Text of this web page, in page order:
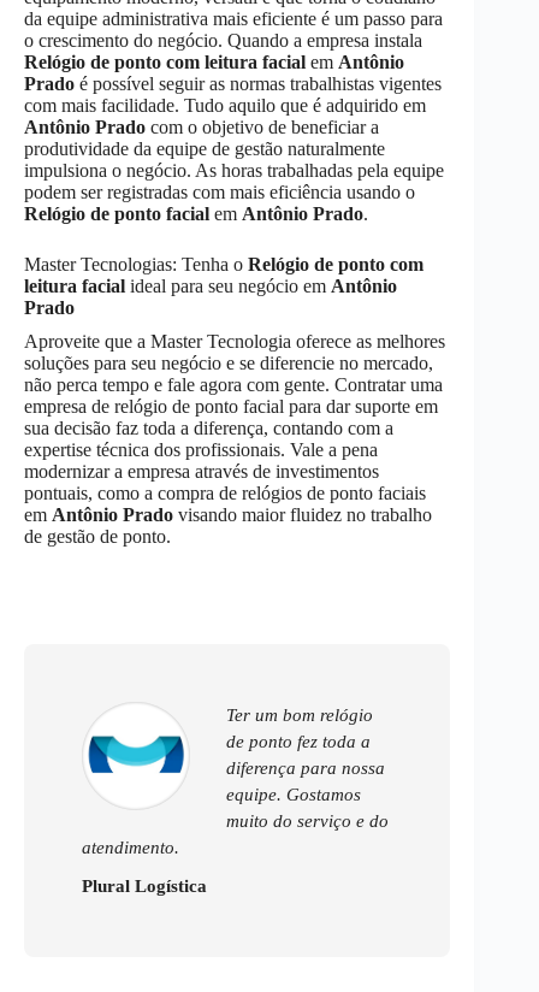
da equipe administrativa mais eficiente é um passo para
o crescimento do negócio. Quando a empresa instala
Relógio de ponto com leitura facial em Antônio
Prado é possível seguir as normas trabalhistas vigentes
com mais facilidade. Tudo aquilo que é adquirido em
Antônio Prado com o objetivo de beneficiar a
produtividade da equipe de gestão naturalmente
impulsiona o negócio. As horas trabalhadas pela equipe
podem ser registradas com mais eficiência usando o
Relógio de ponto facial em Antônio Prado.
Master Tecnologias: Tenha o Relógio de ponto com
leitura facial ideal para seu negócio em Antônio
Prado
Aproveite que a Master Tecnologia oferece as melhores
soluções para seu negócio e se diferencie no mercado,
não perca tempo e fale agora com gente. Contratar uma
empresa de relógio de ponto facial para dar suporte em
sua decisão faz toda a diferença, contando com a
expertise técnica dos profissionais. Vale a pena
modernizar a empresa através de investimentos
pontuais, como a compra de relógios de ponto faciais
em Antônio Prado visando maior fluidez no trabalho
de gestão de ponto.
Ter um bom relógio
de ponto fez toda a
diferença para nossa
equipe. Gostamos
muito do serviço e do
atendimento.
Plural Logística